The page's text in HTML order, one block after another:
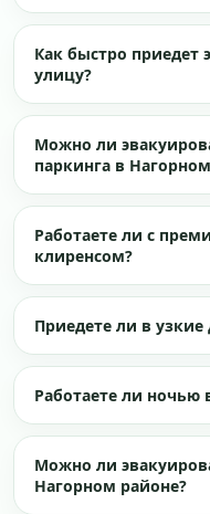
Как быстро приедет
улицу?
Можно ли
паркинга в
Работаете ли с
клиренсом?
Приедете ли в
Работаете ли ночью
Можно ли
Нагорном районе?